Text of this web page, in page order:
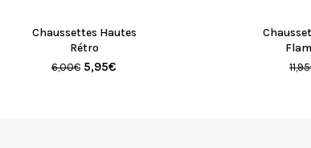
Chaussettes Hautes
Rétro
6,00€ 5,95€ 11,95